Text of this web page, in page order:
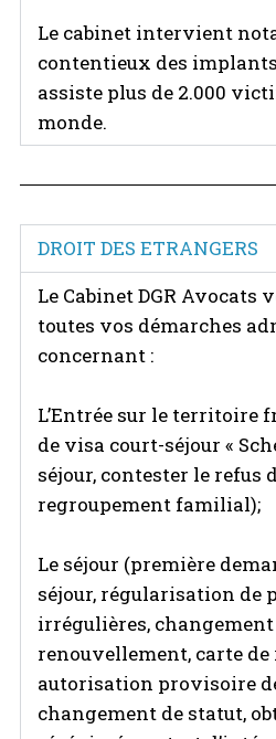
Le cabinet intervient
contentieux des
assiste plus de 2.000
monde.
DROIT DES ETRANGERS
Le Cabinet DGR Avocats
toutes vos démarches
concernant :
L’Entrée sur le territoire
de visa court-séjour «
séjour, contester le refus
regroupement familial);
Le séjour (première
séjour, régularisation de
irrégulières,
renouvellement, carte de
autorisation provisoire
changement de statut,